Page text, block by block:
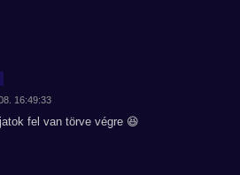
16:49:33
fel van törve végre 😆